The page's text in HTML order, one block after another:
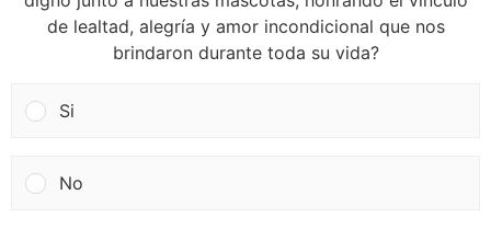
de lealtad, alegría y amor incondicional que nos
brindaron durante toda su vida?
Si
No